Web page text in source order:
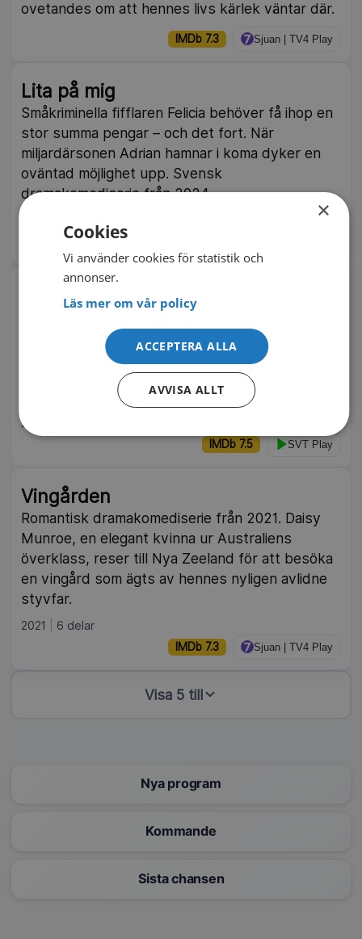
ovetandes om att hennes livs kärlek väntar där.
IMDb 7.3 Sjuan | TV4 Play
Lita på mig
Småkriminella fifflaren Felicia behöver få ihop en
stor summa pengar – och det fort. När
miljardärsonen Adrian hamnar i koma dyker en
oväntad möjlighet upp. Svensk
dramakomediserie från 2024.
Parterapi i Gagnef
Nisse har förlorat allt – jobbet, självkänslan och
stadslivet. Men i Dalarna väntar något nytt: en
plats där tillit, terapi och kärlek vävs ihop på de
mest oväntade sätt. Svensk romantisk
komediserie från 2025.
2025
IMDb 7.5 SVT Play
Vingården
Romantisk dramakomediserie från 2021. Daisy
Munroe, en elegant kvinna ur Australiens
överklass, reser till Nya Zeeland för att besöka
en vingård som ägts av hennes nyligen avlidne
styvfar.
2021 6 delar
IMDb 7.3 Sjuan | TV4 Play
Visa 5 till
Nya program
Kommande
Sista chansen
×
Cookies
Vi använder cookies för statistik och
annonser.
Läs mer om vår policy
ACCEPTERA ALLA
AVVISA ALLT